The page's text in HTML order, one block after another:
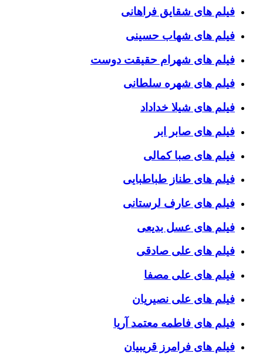
فیلم های شقایق فراهانی
فیلم های شهاب حسینی
فیلم های شهرام حقیقت دوست
فیلم های شهره سلطانی
فیلم های شیلا خداداد
فیلم های صابر ابر
فیلم های صبا کمالی
فیلم های طناز طباطبایی
فیلم های عارف لرستانی
فیلم های عسل بدیعی
فیلم های علی صادقی
فیلم های علی مصفا
فیلم های علی نصیریان
فیلم های فاطمه معتمد آریا
فیلم های فرامرز قریبیان